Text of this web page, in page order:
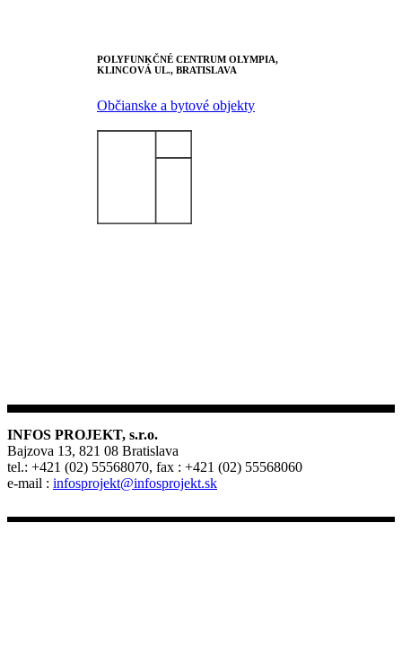
POLYFUNKČNÉ CENTRUM OLYMPIA,
KLINCOVÁ UL., BRATISLAVA
Občianske a bytové objekty
INFOS PROJEKT, s.r.o.
Bajzova 13, 821 08 Bratislava
tel.: +421 (02) 55568070, fax : +421 (02) 55568060
e-mail : infosprojekt@infosprojekt.sk